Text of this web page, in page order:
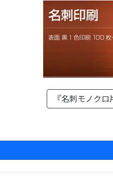
『名刺モノク